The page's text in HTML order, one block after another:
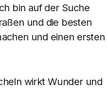
bin auf der Suche
und die besten
und einen ersten
wirkt Wunder und